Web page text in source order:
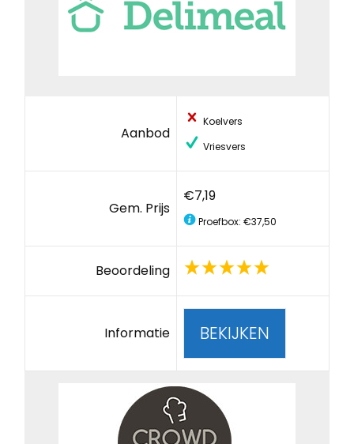
Aanbod
Koelvers
Vriesvers
Gem. Prijs
€7,19
Proefbox: €37,50
Beoordeling
Informatie BEKIJKEN